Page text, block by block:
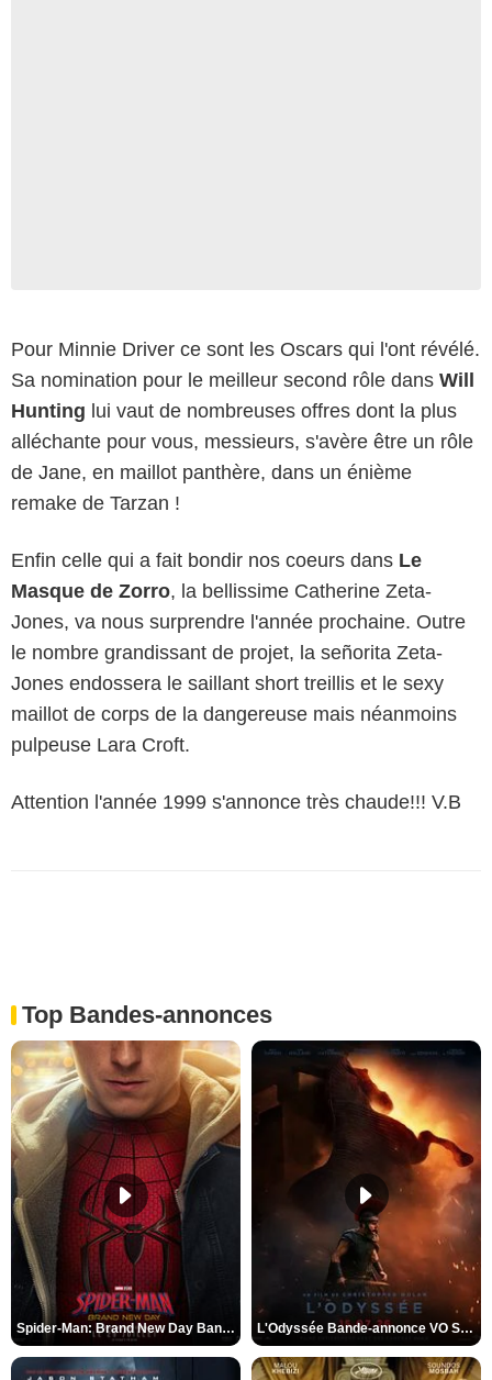
Pour Minnie Driver ce sont les Oscars qui l'ont révélé.
Sa nomination pour le meilleur second rôle dans Will
Hunting lui vaut de nombreuses offres dont la plus
alléchante pour vous, messieurs, s'avère être un rôle
de Jane, en maillot panthère, dans un énième
remake de Tarzan !
Enfin celle qui a fait bondir nos coeurs dans Le
Masque de Zorro, la bellissime Catherine Zeta-
Jones, va nous surprendre l'année prochaine. Outre
le nombre grandissant de projet, la señorita Zeta-
Jones endossera le saillant short treillis et le sexy
maillot de corps de la dangereuse mais néanmoins
pulpeuse Lara Croft.
Attention l'année 1999 s'annonce très chaude!!! V.B
Top Bandes-annonces
Spider-Man: Brand New Day Bande-annonce VO STFR L'Odyssée Bande-annonce VO STFR